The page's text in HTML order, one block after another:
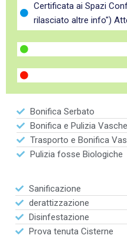
Certificata ai Spazi
rilasciato altre info")
Bonifica Serbato
Bonifica e Pulizia
Trasporto e Bonifica
Pulizia fosse Biologiche
Sanificazione
derattizzazione
Disinfestazione
Prova tenuta Cisterne